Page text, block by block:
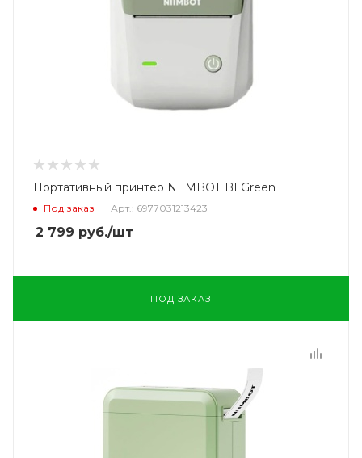
Портативный принтер NIIMBOT B1 Green
Под заказ Арт.: 6977031213423
2 799 руб./шт
ПОД ЗАКАЗ